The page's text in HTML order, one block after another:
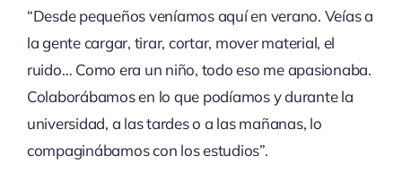
“Desde pequeños veníamos aquí en verano. Veías a
la gente cargar, tirar, cortar, mover material, el
ruido… Como era un niño, todo eso me apasionaba.
Colaborábamos en lo que podíamos y durante la
universidad, a las tardes o a las mañanas, lo
compaginábamos con los estudios”.